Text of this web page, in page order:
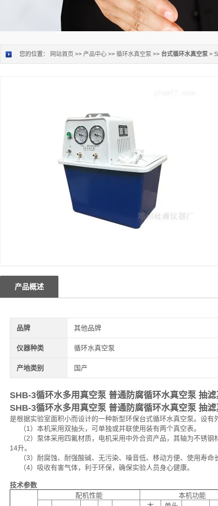
您的位置： 网站首页 >> 产品中心 >> 循环水真空泵 >> 台式循环水真空泵 >
产品概述
品牌 其他品牌
仪器种类 循环水真空泵
产地类别 国产
SHB-3循环水多用真空泵 普通防腐循环水真空泵 抽
SHB-3循环水多用真空泵 普通防腐循环水真空泵 抽
是根据实验室面积小而设计的一种新型环保台式循环水真空泵。设
（1）本机采用双抽头，可单独或并联使用装有两个真空表。
（2）泵体采用四氟材质，电机采用中外合资产品，其轴为不锈钢
14升。
（3）耐腐蚀、耐强酸碱、无污染、噪音低、移动方便、使用寿命
（4）吸收有害气体，利于环保，确保实验人员身心健康。
技术参数
配机性能
本机功能